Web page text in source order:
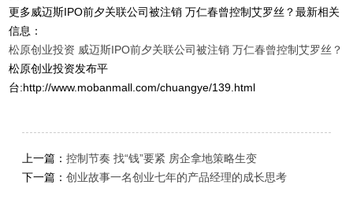
更多威迈斯IPO前夕关联公司被注销 万仁春曾控制艾罗丝？最新相关
信息：
松原创业投资 威迈斯IPO前夕关联公司被注销 万仁春曾控制艾罗丝？
松原创业投资发布平
台:http://www.mobanmall.com/chuangye/139.html
上一篇：控制节奏 找“钱”要紧 房企拿地策略生变
下一篇：创业故事一名创业七年的产品经理的成长思考